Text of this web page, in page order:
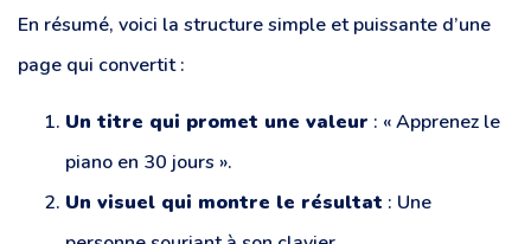
En résumé, voici la structure simple et puissante d’une
page qui convertit :
Un titre qui promet une valeur : « Apprenez le
piano en 30 jours ».
Un visuel qui montre le résultat : Une